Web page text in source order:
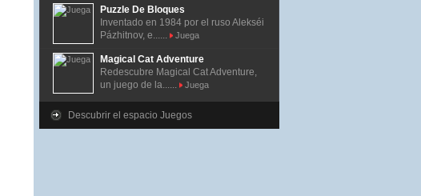
Puzzle De Bloques
Inventado en 1984 por el ruso Alekséi
Pázhitnov, e......
Juega
Magical Cat Adventure
Redescubre Magical Cat Adventure,
un juego de la......
Juega
Descubrir el espacio Juegos